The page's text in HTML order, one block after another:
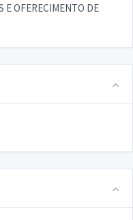
E OFERECIMENTO DE